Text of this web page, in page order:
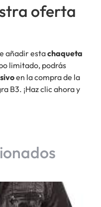
oferta
añadir estachaqueta
limitado, podrás
en la compra de la
B3. ¡Haz clic ahora y